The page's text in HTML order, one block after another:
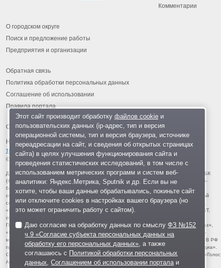
Комментарии
О городском округе
Поиск и предложение работы
Предприятия и организации
Обратная связь
Политика обработки персональных данных
Соглашение об использовании
Правила портала
На информационном ресурсе применяются рекомендательные
технологии
© 2013-2026 «ОИНФО»,
сделано в Одинцово
Для читателей: В России признаны экстремистскими и запрещены организации ФБК
(Фонд борьбы с коррупцией, признан иноагентом), Штабы Навального, «Национал-
большевистская партия», «Свидетели Иеговы», «Армия воли народа», «Русский
общенациональный союз», «Движение против нелегальной иммиграции», «Правый
сектор», УНА-УНСО, УПА, «Тризуб им. Степана Бандеры», «Мизантропик дивижн»,
«Меджлис крымскотатарского народа», движение «Артподготовка», движение ЛГБТ,
общероссийская политическая партия «Воля», АУЕ, батальоны «Азов» и «Айдар».
Признаны террористическими и запрещены: «Движение Талибан», «Имарат Кавказ»,
«Исламское государство» (ИГ, ИГИЛ), Джебхад-ан-Нусра, «АУМ Синрике», «Братья-
мусульмане», «Аль-Каида в странах исламского Магриба», «Сеть», «Колумбайн». В РФ
признана нежелательной деятельность «Открытой России», издания «Проект Медиа».
СМИ-иноагентами признаны: телеканал «Дождь», «Медуза», «Важные истории», «Голос
Америки», радио «Свобода», The Insider, «Медиазона», ОВД-инфо. Иноагентами
Этот сайт производит обработку файлов cookieи
пользовательских данных (ip-адрес, тип и версия
операционной системы, тип и версия браузера, источнике
переадресации на сайт, и сведения об открытых страницах
сайта) в целях улучшения функционирования сайта и
проведения статистических исследований, в том числе с
использованием метрических программ и систем веб-
аналитики: Яндекс.Метрика, Sputnik и др. Если вы не
хотите, чтобы ваши данные обрабатывались, покиньте сайт
или отключите cookies в настройках вашего браузера (но
это может ограничить работу с сайтом).
Даю согласие на обработку данных по смыслуФЗ №152
ч.9 «Согласие субъекта персональных данных на
обработку его персональных данных» , а также
соглашаюсь с Политикой обработки персональных
данных ,Соглашением об использовании портала и